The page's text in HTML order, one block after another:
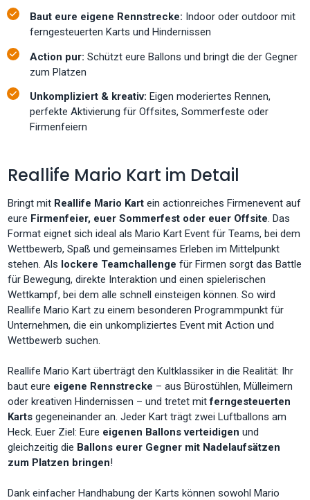
Baut eure eigene Rennstrecke: Indoor oder outdoor mit
ferngesteuerten Karts und Hindernissen
Action pur:Schützt eure Ballons und bringt die der Gegner
zum Platzen
Unkompliziert & kreativ:Eigen moderiertes Rennen,
perfekte Aktivierung für Offsites, Sommerfeste oder
Firmenfeiern
Reallife Mario Kart im Detail
Bringt mit Reallife Mario Kartein actionreiches Firmenevent auf
eure Firmenfeier, euer Sommerfest oder euer Offsite. Das
Format eignet sich ideal als Mario Kart Event für Teams, bei dem
Wettbewerb, Spaß und gemeinsames Erleben im Mittelpunkt
stehen. Als lockere Teamchallengefür Firmen sorgt das Battle
für Bewegung, direkte Interaktion und einen spielerischen
Wettkampf, bei dem alle schnell einsteigen können. So wird
Reallife Mario Kart zu einem besonderen Programmpunkt für
Unternehmen, die ein unkompliziertes Event mit Action und
Wettbewerb suchen.
Reallife Mario Kart überträgt den Kultklassiker in die Realität: Ihr
baut eure eigene Rennstrecke – aus Bürostühlen, Mülleimern
oder kreativen Hindernissen – und tretet mitferngesteuerten
Kartsgegeneinander an. Jeder Kart trägt zwei Luftballons am
Heck. Euer Ziel: Eure eigenen Ballons verteidigen und
gleichzeitig die Ballons eurer Gegner mit Nadelaufsätzen
zum Platzen bringen!
Dank einfacher Handhabung der Karts können sowohl Mario